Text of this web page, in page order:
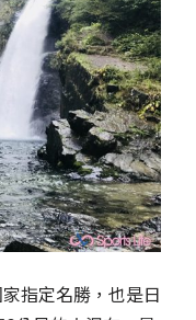
指定名勝，也是日